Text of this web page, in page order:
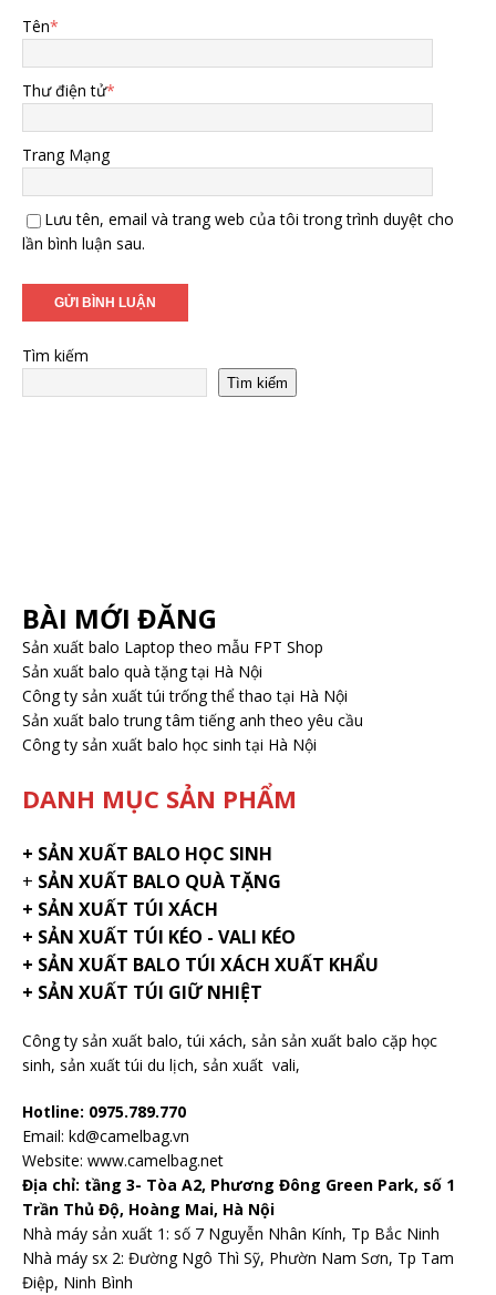
Tên*
Thư điện tử*
Trang Mạng
Lưu tên, email và trang web của tôi trong trình duyệt cho
lần bình luận sau.
Tìm kiếm
Tìm kiếm
BÀI MỚI ĐĂNG
Sản xuất balo Laptop theo mẫu FPT Shop
Sản xuất balo quà tặng tại Hà Nội
Công ty sản xuất túi trống thể thao tại Hà Nội
Sản xuất balo trung tâm tiếng anh theo yêu cầu
Công ty sản xuất balo học sinh tại Hà Nội
DANH MỤC SẢN PHẨM
+ SẢN XUẤT BALO HỌC SINH
+ SẢN XUẤT BALO QUÀ TẶNG
+ SẢN XUẤT TÚI XÁCH
+ SẢN XUẤT TÚI KÉO - VALI KÉO
+ SẢN XUẤT BALO TÚI XÁCH XUẤT KHẨU
+ SẢN XUẤT TÚI GIỮ NHIỆT
Công ty sản xuất balo, túi xách, sản sản xuất balo cặp học
sinh, sản xuất túi du lịch, sản xuất vali,
Hotline: 0975.789.770
Email: kd@camelbag.vn
Website: www.camelbag.net
Địa chỉ: tầng 3- Tòa A2, Phương Đông Green Park, số 1
Trần Thủ Độ, Hoàng Mai, Hà Nội
Nhà máy sản xuất 1: số 7 Nguyễn Nhân Kính, Tp Bắc Ninh
Nhà máy sx 2: Đường Ngô Thì Sỹ, Phườn Nam Sơn, Tp Tam
Điệp, Ninh Bình